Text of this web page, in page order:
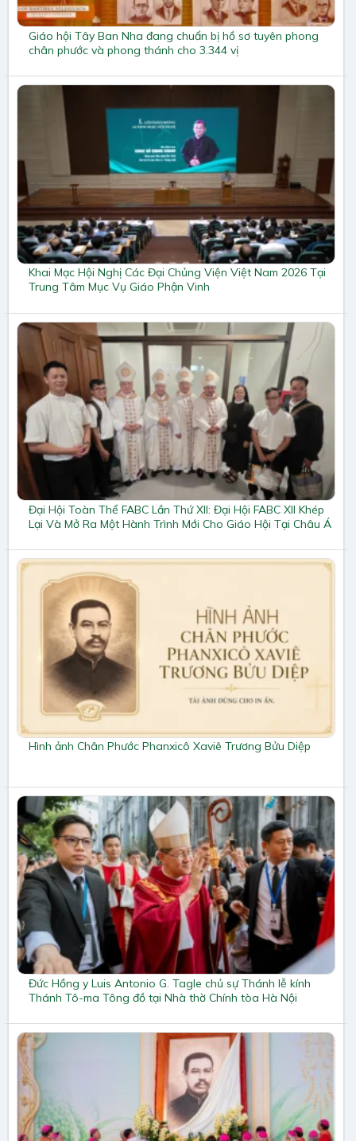
Giáo hội Tây Ban Nha đang chuẩn bị hồ sơ tuyên phong
chân phước và phong thánh cho 3.344 vị
Khai Mạc Hội Nghị Các Đại Chủng Viện Việt Nam 2026 Tại
Trung Tâm Mục Vụ Giáo Phận Vinh
Đại Hội Toàn Thể FABC Lần Thứ XII: Đại Hội FABC XII Khép
Lại Và Mở Ra Một Hành Trình Mới Cho Giáo Hội Tại Châu Á
Hình ảnh Chân Phước Phanxicô Xaviê Trương Bửu Diệp
Đức Hồng y Luis Antonio G. Tagle chủ sự Thánh lễ kính
Thánh Tô-ma Tông đồ tại Nhà thờ Chính tòa Hà Nội